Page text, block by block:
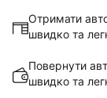
Отримати
швидко та
Повернути
швидко та